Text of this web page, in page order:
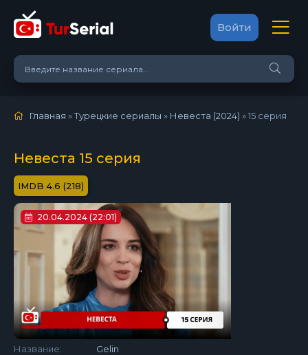
Войти
Главная »Турецкие сериалы » Невеста (2024) »15 серия
Невеста 15 серия
4.6 (218)
20.04.2024 (22:01)
Название:
Gelin